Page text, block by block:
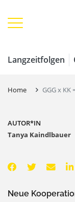
Langzeitfolgen
Home GGG x
AUTOR*IN
Tanya Kaindlbauer
Neue